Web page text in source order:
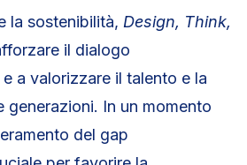
la sostenibilità, Design, Think,
il dialogo
a valorizzare il talento e la
generazioni. In un momento
del gap